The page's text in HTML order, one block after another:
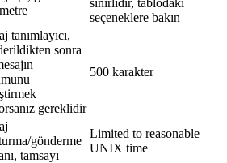
sınırlıdır, tablodaki
seçeneklere bakın
tanımlayıcı,
sonra
gereklidir
500 karakter
gönderme
tamsayı
Limited to reasonable
UNIX time